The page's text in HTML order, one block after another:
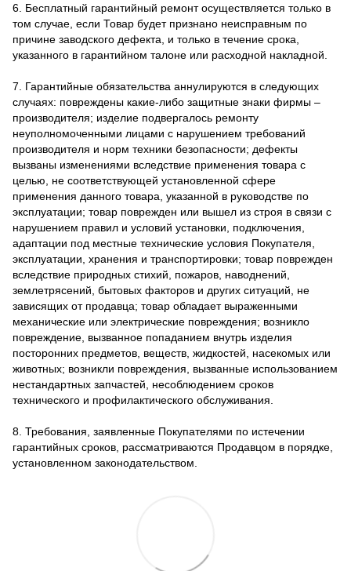
6. Бесплатный гарантийный ремонт осуществляется только в
том случае, если Товар будет признано неисправным по
причине заводского дефекта, и только в течение срока,
указанного в гарантийном талоне или расходной накладной.
7. Гарантийные обязательства аннулируются в следующих
случаях: повреждены какие-либо защитные знаки фирмы –
производителя; изделие подвергалось ремонту
неуполномоченными лицами с нарушением требований
производителя и норм техники безопасности; дефекты
вызваны изменениями вследствие применения товара с
целью, не соответствующей установленной сфере
применения данного товара, указанной в руководстве по
эксплуатации; товар поврежден или вышел из строя в связи с
нарушением правил и условий установки, подключения,
адаптации под местные технические условия Покупателя,
эксплуатации, хранения и транспортировки; товар поврежден
вследствие природных стихий, пожаров, наводнений,
землетрясений, бытовых факторов и других ситуаций, не
зависящих от продавца; товар обладает выраженными
механические или электрические повреждения; возникло
повреждение, вызванное попаданием внутрь изделия
посторонних предметов, веществ, жидкостей, насекомых или
животных; возникли повреждения, вызванные использованием
нестандартных запчастей, несоблюдением сроков
технического и профилактического обслуживания.
8. Требования, заявленные Покупателями по истечении
гарантийных сроков, рассматриваются Продавцом в порядке,
установленном законодательством.